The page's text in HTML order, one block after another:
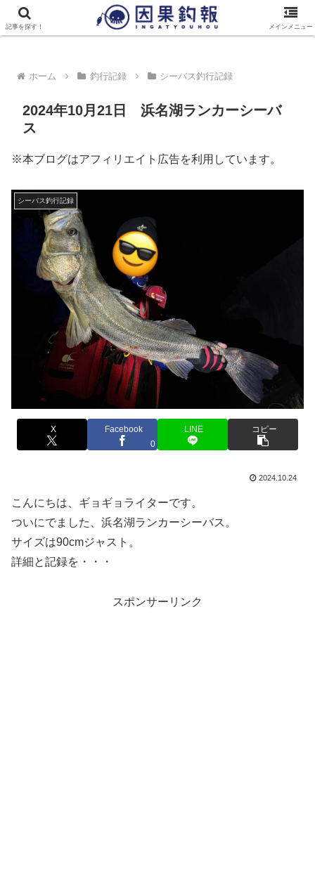
記事を探す！ メインメニュー
トップページ 最新記事一覧 因果釣報について
ホーム 釣行記録 シーバス釣行記録
2024年10月21日 浜名湖ランカーシーバ
ス
※本ブログはアフィリエイト広告を利用しています。
シーバス釣行記録
X
Facebook
0
LINE コピー
2024.10.24
こんにちは、ギョギョライターです。
ついにでました、浜名湖ランカーシーバス。
サイズは90cmジャスト。
詳細と記録を・・・
スポンサーリンク